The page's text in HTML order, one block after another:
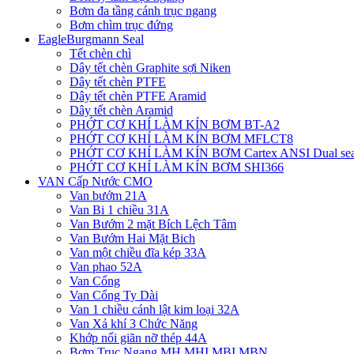
Bơm đa tầng cánh trục ngang
Bơm chìm trục đứng
EagleBurgmann Seal
Tết chèn chì
Dây tết chèn Graphite sợi Niken
Dây tết chèn PTFE
Dây tết chèn PTFE Aramid
Dây tết chèn Aramid
PHỚT CƠ KHÍ LÀM KÍN BƠM BT-A2
PHỚT CƠ KHÍ LÀM KÍN BƠM MFLCT8
PHỚT CƠ KHÍ LÀM KÍN BƠM Cartex ANSI Dual
PHỚT CƠ KHÍ LÀM KÍN BƠM SHI366
VAN Cấp Nước CMO
Van bướm 21A
Van Bi 1 chiều 31A
Van Bướm 2 mặt Bích Lệch Tâm
Van Bướm Hai Mặt Bich
Van một chiều đĩa kép 33A
Van phao 52A
Van Cổng
Van Cổng Ty Dài
Van 1 chiều cánh lật kim loại 32A
Van Xả khí 3 Chức Năng
Khớp nối giãn nỡ thép 44A